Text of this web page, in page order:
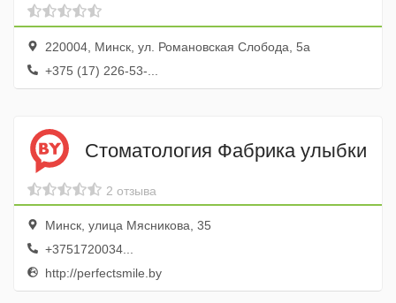
220004, Минск, ул. Романовская Слобода, 5а
+375 (17) 226-53-...
Стоматология Фабрика улыбки
2 отзыва
Минск, улица Мясникова, 35
+3751720034...
http://perfectsmile.by